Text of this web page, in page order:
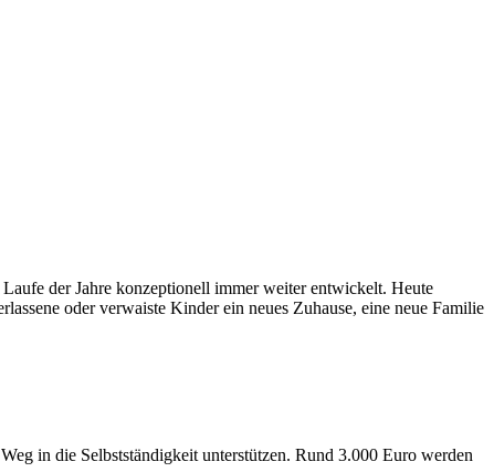
der Jahre konzeptionell immer weiter entwickelt. Heute
oder verwaiste Kinder ein neues Zuhause, eine neue Familie
in die Selbstständigkeit unterstützen. Rund 3.000 Euro werden